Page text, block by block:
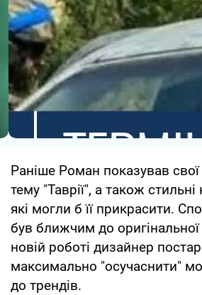
Раніше Роман показував
тему "Таврії", а також стильні
які могли б її прикрасити.
був ближчим до оригінальної
новій роботі дизайнер
максимально "осучаснити"
до трендів.